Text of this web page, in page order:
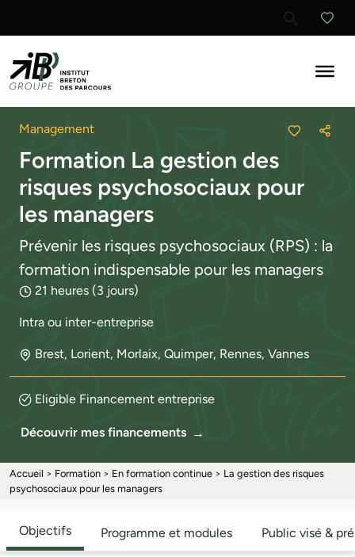
Ouvrir la
Accueil > Formation > En formation continue > La gestion des risques
psychosociaux pour les managers
Management
Formation La gestion des
risques psychosociaux pour
les managers
Prévenir les risques psychosociaux (RPS) : la
formation indispensable pour les managers
Durée :
21 heures (3 jours)
Type de formation :
Intra ou inter-entreprise
Lieu :
Brest, Lorient, Morlaix, Quimper, Rennes, Vannes
Eligible Financement entreprise
Découvrir mes financements
Objectifs Programme et modules Public visé &